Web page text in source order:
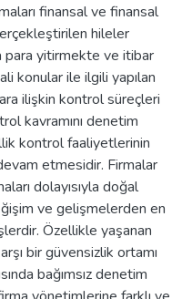
finansal ve finansal
hileler
para yitirmekte ve itibar
konular ile ilgili yapılan
ilişkin kontrol süreçleri
kavramını denetim
kontrol faaliyetlerinin
etmesidir. Firmalar
dolayısıyla doğal
ve gelişmelerden en
Özellikle yaşanan
bir güvensizlik ortamı
bağımsız denetim